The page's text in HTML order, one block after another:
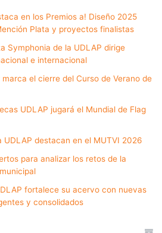
en los Premios a! Diseño 2025
Plata y proyectos finalistas
Symphonia de la UDLAP dirige
e internacional
el cierre del Curso de Verano de
UDLAP jugará el Mundial de Flag
UDLAP destacan en el MUTVI 2026
para analizar los retos de la
fortalece su acervo con nuevas
y consolidados